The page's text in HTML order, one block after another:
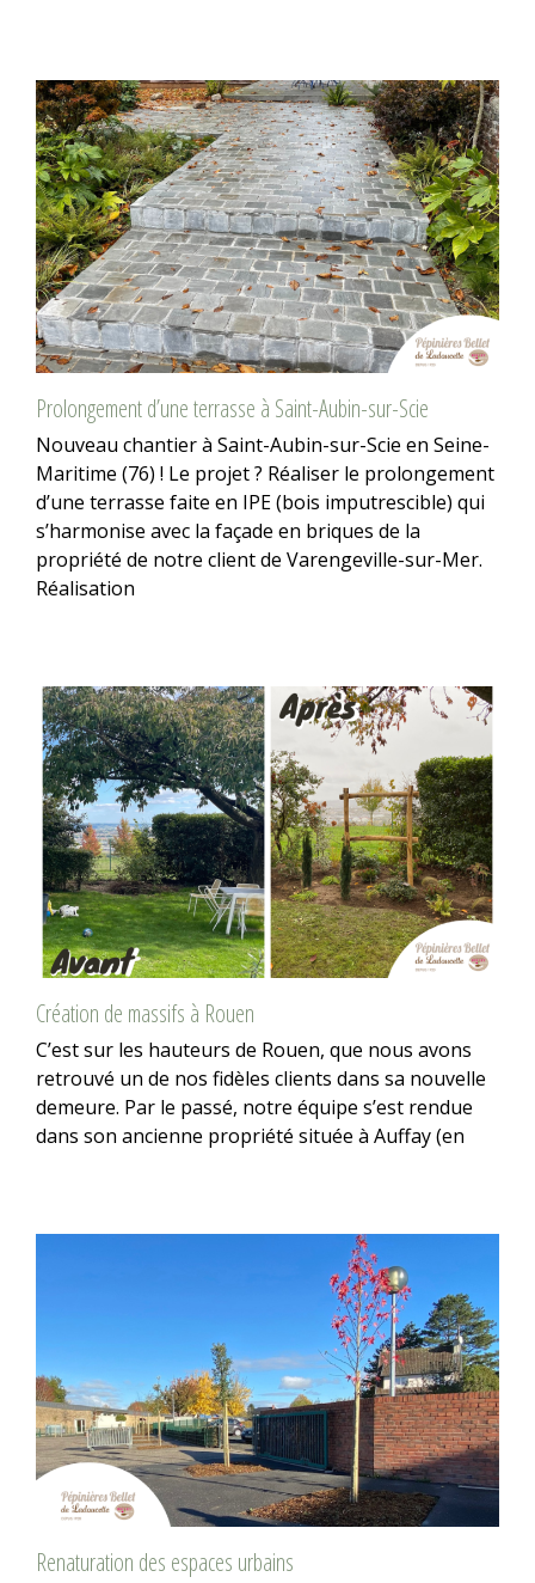
Prolongement d’une terrasse à Saint-Aubin-sur-Scie
Nouveau chantier à Saint-Aubin-sur-Scie en Seine-
Maritime (76) ! Le projet ? Réaliser le prolongement
d’une terrasse faite en IPE (bois imputrescible) qui
s’harmonise avec la façade en briques de la
propriété de notre client de Varengeville-sur-Mer.
Réalisation
Création de massifs à Rouen
C’est sur les hauteurs de Rouen, que nous avons
retrouvé un de nos fidèles clients dans sa nouvelle
demeure. Par le passé, notre équipe s’est rendue
dans son ancienne propriété située à Auffay (en
Renaturation des espaces urbains